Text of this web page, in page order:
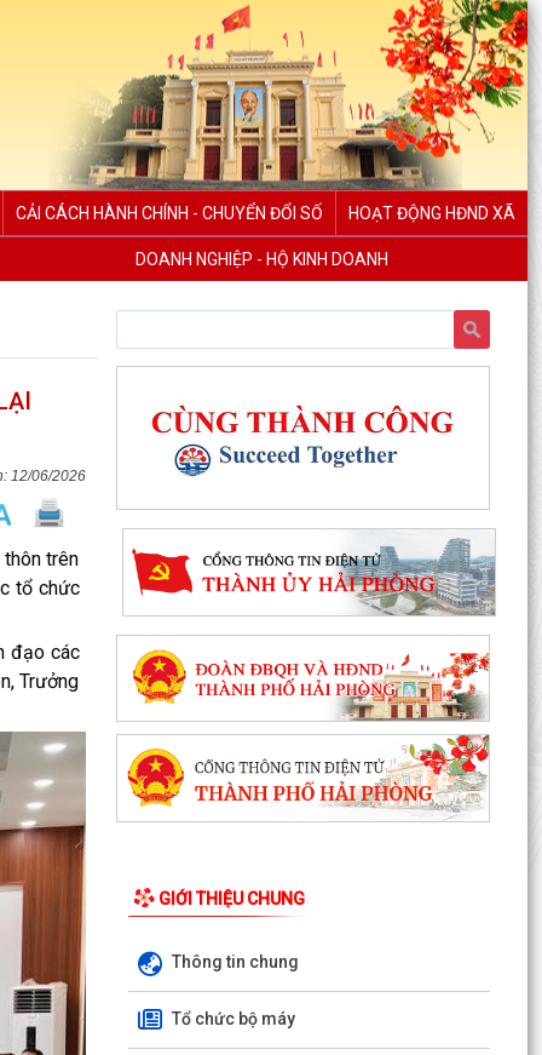
CẢI CÁCH HÀNH CHÍNH - CHUYỂN ĐỔI SỐ HOẠT ĐỘNG HĐND XÃ
DOANH NGHIỆP - HỘ KINH DOANH
12/06/2026
trên
tổ chức
đạo các
Trưởng
GIỚI THIỆU CHUNG
Thông tin chung
Tổ chức bộ máy
Ủy ban nhân dân xã Việt Khê: Tăng cường triển
học...